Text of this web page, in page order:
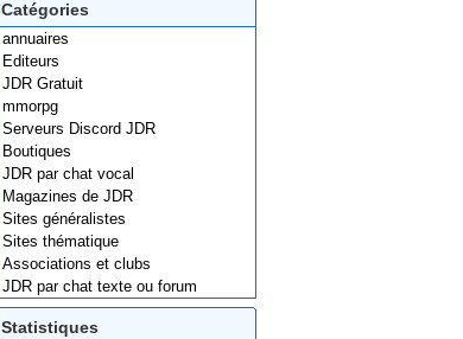
Catégories
annuaires
Editeurs
JDR Gratuit
mmorpg
Serveurs Discord JDR
Boutiques
JDR par chat vocal
Magazines de JDR
Sites généralistes
Sites thématique
Associations et clubs
JDR par chat texte ou forum
Statistiques